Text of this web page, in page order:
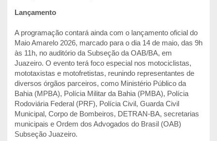
Lançamento
A programação contará ainda com o lançamento oficial do
Maio Amarelo 2026, marcado para o dia 14 de maio, das 9h
às 11h, no auditório da Subseção da OAB/BA, em
Juazeiro. O evento terá foco especial nos motociclistas,
mototaxistas e motofretistas, reunindo representantes de
diversos órgãos parceiros, como Ministério Público da
Bahia (MPBA), Polícia Militar da Bahia (PMBA), Polícia
Rodoviária Federal (PRF), Polícia Civil, Guarda Civil
Municipal, Corpo de Bombeiros, DETRAN-BA, secretarias
municipais e Ordem dos Advogados do Brasil (OAB)
Subseção Juazeiro.